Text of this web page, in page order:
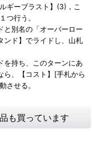
ギーブラスト】(3)，こ
つ行う。
と別名の「オーバーロー
ンド】でライドし、山札
を持ち、このターンにあ
ら、【コスト】[手札から
させる。
も買っています